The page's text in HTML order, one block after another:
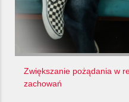
Zwiększanie pożądania w
zachowań